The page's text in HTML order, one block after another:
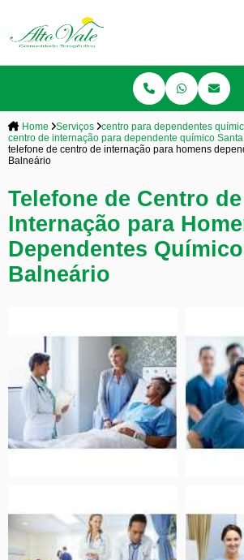
Home Serviços
centro para dependentes
centro de internação para dependente químico
telefone de centro de internação para homens
Balneário
Telefone de Centro de
Internação para
Dependentes
Balneário